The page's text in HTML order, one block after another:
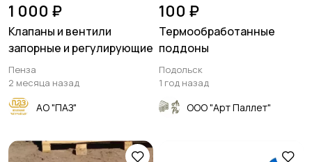
1 000 ₽
Клапаны и вентили
запорные и регулирующие
Пенза
2 месяца назад
АО "ПАЗ"
100 ₽
Термообработанные
поддоны
Подольск
1 год назад
ООО "Арт Паллет"